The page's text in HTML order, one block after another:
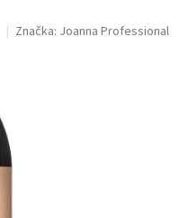
Značka: Joanna Professional